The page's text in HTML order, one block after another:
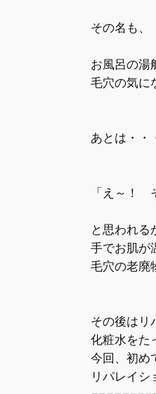
その名も、
お風呂の湯
毛穴の気に
あとは・・
「え～！
と思われる
手でお肌が
毛穴の老廃
その後はリ
化粧水をた
今回、初め
リパレイシ